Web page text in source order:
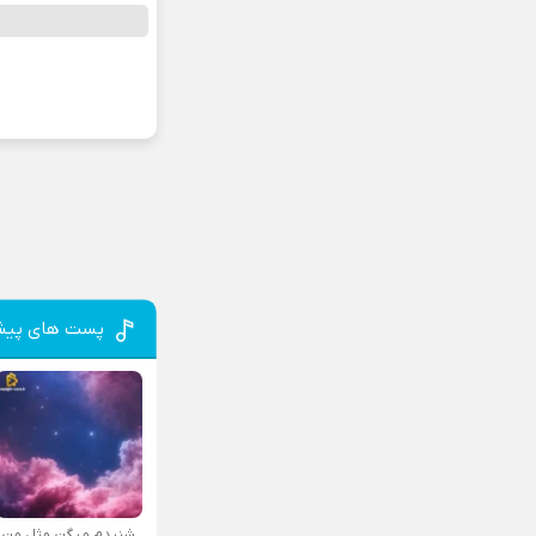
پست های